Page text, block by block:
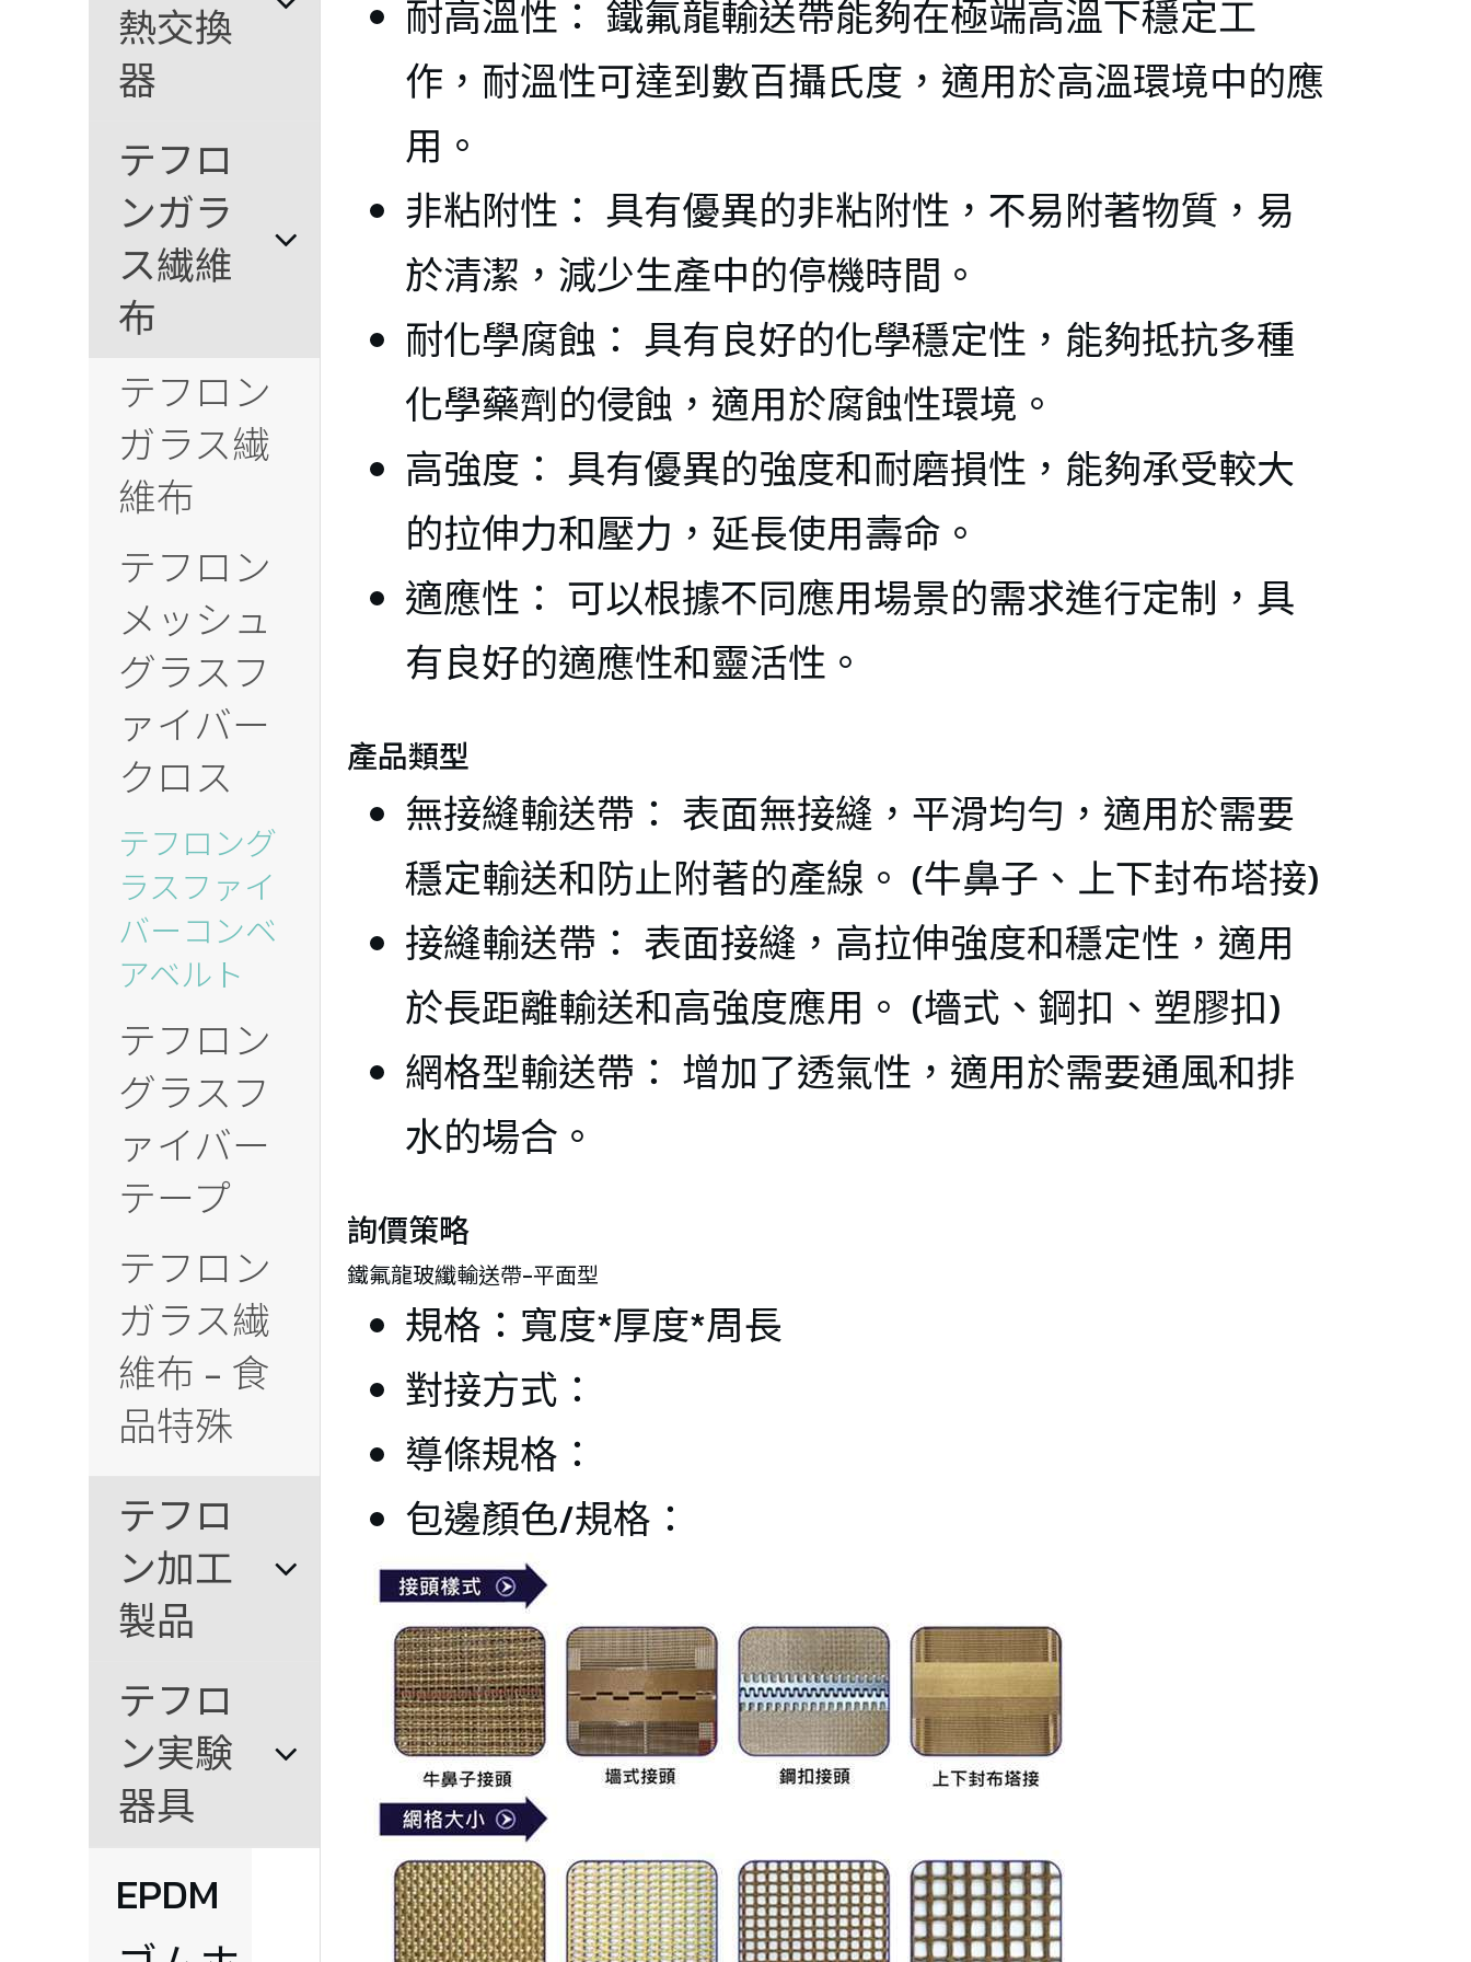
工を施した
テフロン加
工を施した
金属パイプ
ンベアロー
ング
テフロン撹
拌棒
テフロンボ
ール/楕円ボ
ール
FEPコーティ
ングOリング
ト
（-70°C/+30
LT-461 高温
排気ダクト
LT-480 耐高
温エアダク
ト
（-70℃/+10
00℃）
(-30℃/+150
LT-413 アル
ミ箔高温エ
アダクト
(-30℃/+200
℃)
LT-415 耐高
温エアダク
ト
(-30℃/+100
LT-450 耐高
温エアダク
ト
(-60℃/+500
℃)
LT-455 アル
LT-460 耐高
温換気ダク
ト
(-60℃/+600
℃)
LT-463 耐高
温インナー
クランプエ
アダクト
(-70℃/+300
℃)
熱交換
器
テフロ
ンガラ
ス繊維
布
テフロン
ガラス繊
維布
テフロン
メッシュ
グラスフ
ァイバー
クロス
テフロング
ラスファイ
バーコンベ
アベルト
テフロン
グラスフ
ァイバー
テープ
テフロン
ガラス繊
維布 - 食
品特殊
テフロ
ン加工
製品
テフロ
ン実験
器具
EPDM
耐高溫性： 鐵氟龍輸送帶能夠在極端高溫下穩定工
作，耐溫性可達到數百攝氏度，適用於高溫環境中的應
用。
非粘附性： 具有優異的非粘附性，不易附著物質，易
於清潔，減少生產中的停機時間。
耐化學腐蝕： 具有良好的化學穩定性，能夠抵抗多種
化學藥劑的侵蝕，適用於腐蝕性環境。
高強度： 具有優異的強度和耐磨損性，能夠承受較大
的拉伸力和壓力，延長使用壽命。
適應性： 可以根據不同應用場景的需求進行定制，具
有良好的適應性和靈活性。
產品類型
無接縫輸送帶： 表面無接縫，平滑均勻，適用於需要
穩定輸送和防止附著的產線。 (牛鼻子、上下封布塔接)
接縫輸送帶： 表面接縫，高拉伸強度和穩定性，適用
於長距離輸送和高強度應用。 (墻式、鋼扣、塑膠扣)
網格型輸送帶： 增加了透氣性，適用於需要通風和排
水的場合。
詢價策略
鐵氟龍玻纖輸送帶-平面型
規格：寬度*厚度*周長
對接方式：
導條規格：
包邊顏色/規格：